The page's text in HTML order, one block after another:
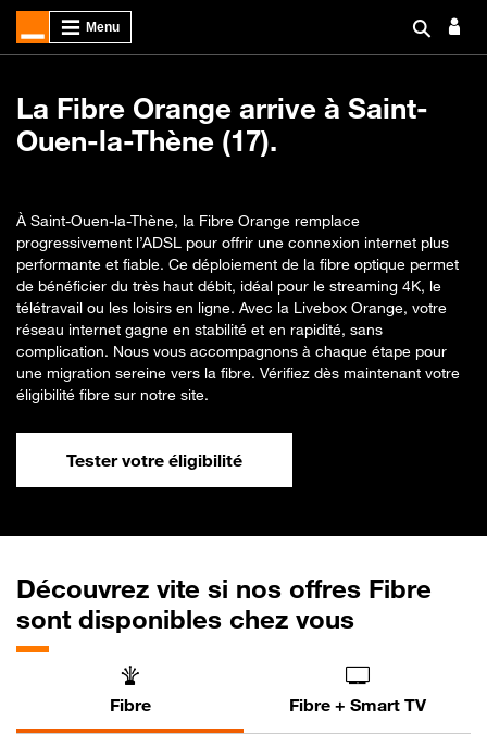
La Fibre Orange arrive à Saint-
Ouen-la-Thène (17).
À Saint-Ouen-la-Thène, la Fibre Orange remplace
progressivement l’ADSL pour offrir une connexion internet plus
performante et fiable. Ce déploiement de la fibre optique permet
de bénéficier du très haut débit, idéal pour le streaming 4K, le
télétravail ou les loisirs en ligne. Avec la Livebox Orange, votre
réseau internet gagne en stabilité et en rapidité, sans
complication. Nous vous accompagnons à chaque étape pour
une migration sereine vers la fibre. Vérifiez dès maintenant votre
éligibilité fibre sur notre site.
Tester votre éligibilité
Découvrez vite si nos offres Fibre
sont disponibles chez vous
Fibre Fibre + Smart TV